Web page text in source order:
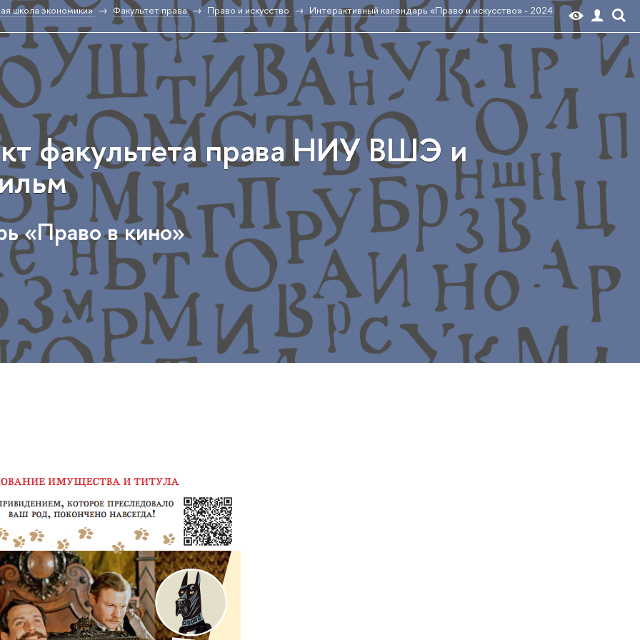
школа экономики» Факультет права Право и искусство Интерактивный календарь «Право и искусство» - 2024
факультета права НИУ ВШЭ и
«Право в кино»